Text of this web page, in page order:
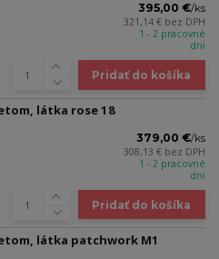
395,00 €/ks
321,14 € bez DPH
1 - 2 pracovné
dni
Pridať do košíka
látka rose 18
379,00 €/ks
308,13 € bez DPH
1 - 2 pracovné
dni
Pridať do košíka
látka patchwork M1